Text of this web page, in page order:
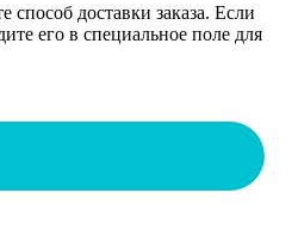
способ доставки заказа. Если
его в специальное поле для